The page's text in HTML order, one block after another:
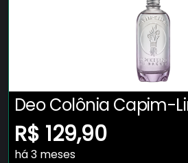
Deo Colônia Capim-
Alfazema
R$ 129,90
há 3 meses